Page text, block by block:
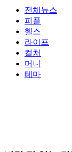
전체뉴스
피플
헬스
라이프
컬처
머니
테마